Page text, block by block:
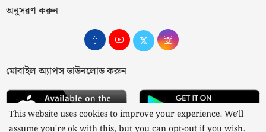
অনুসরণ করুন
মোবাইল অ্যাপস ডাউনলোড করুন
This website uses cookies to improve your experience. We'll
assume you're ok with this, but you can opt-out if you wish.